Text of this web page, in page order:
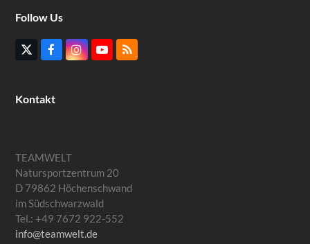
Follow Us
TwitterFacebookInstagram
YouTube
RSS
Kontakt
TEAMWELT
Natursportzentrum 20
D 79862 Höchenschwand
im Südschwarzwald
Tel.: +49 7672 922-552
info@teamwelt.de